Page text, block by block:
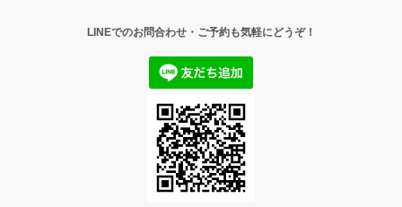
LINEでのお問合わせ・ご予約も気軽にどうぞ！